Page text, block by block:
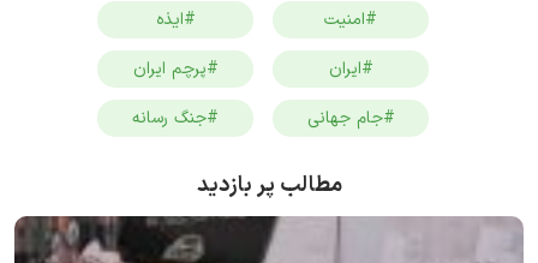
#امنیت
#ایذه
#ایران
#پرچم ایران
#جام جهانی
#جنگ رسانه
مطالب پر بازدید